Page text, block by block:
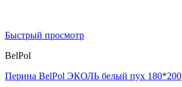
Быстрый просмотр
BelPol
Перина BelPol ЭКОЛЬ белый пух 180*200